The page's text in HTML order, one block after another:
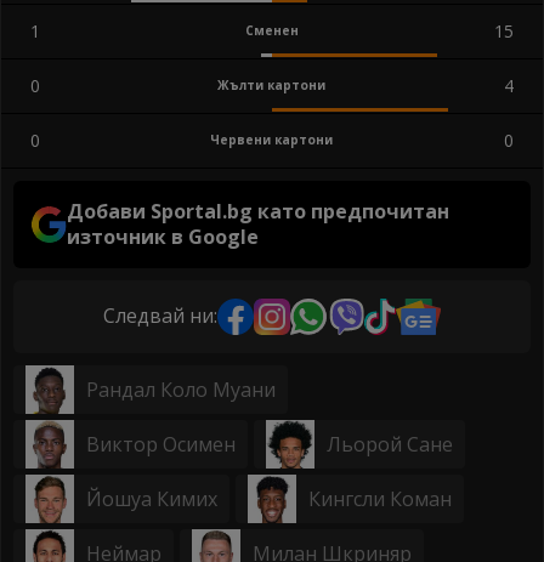
1
0
0
Сменен
Жълти картони
Червени картони
15
4
0
Добави Sportal.bg като предпочитан
източник в Google
Следвай ни:
Рандал Коло Муани
Виктор Осимен Льорой Сане
Йошуа Кимих Кингсли Коман
Неймар Милан Шкриняр